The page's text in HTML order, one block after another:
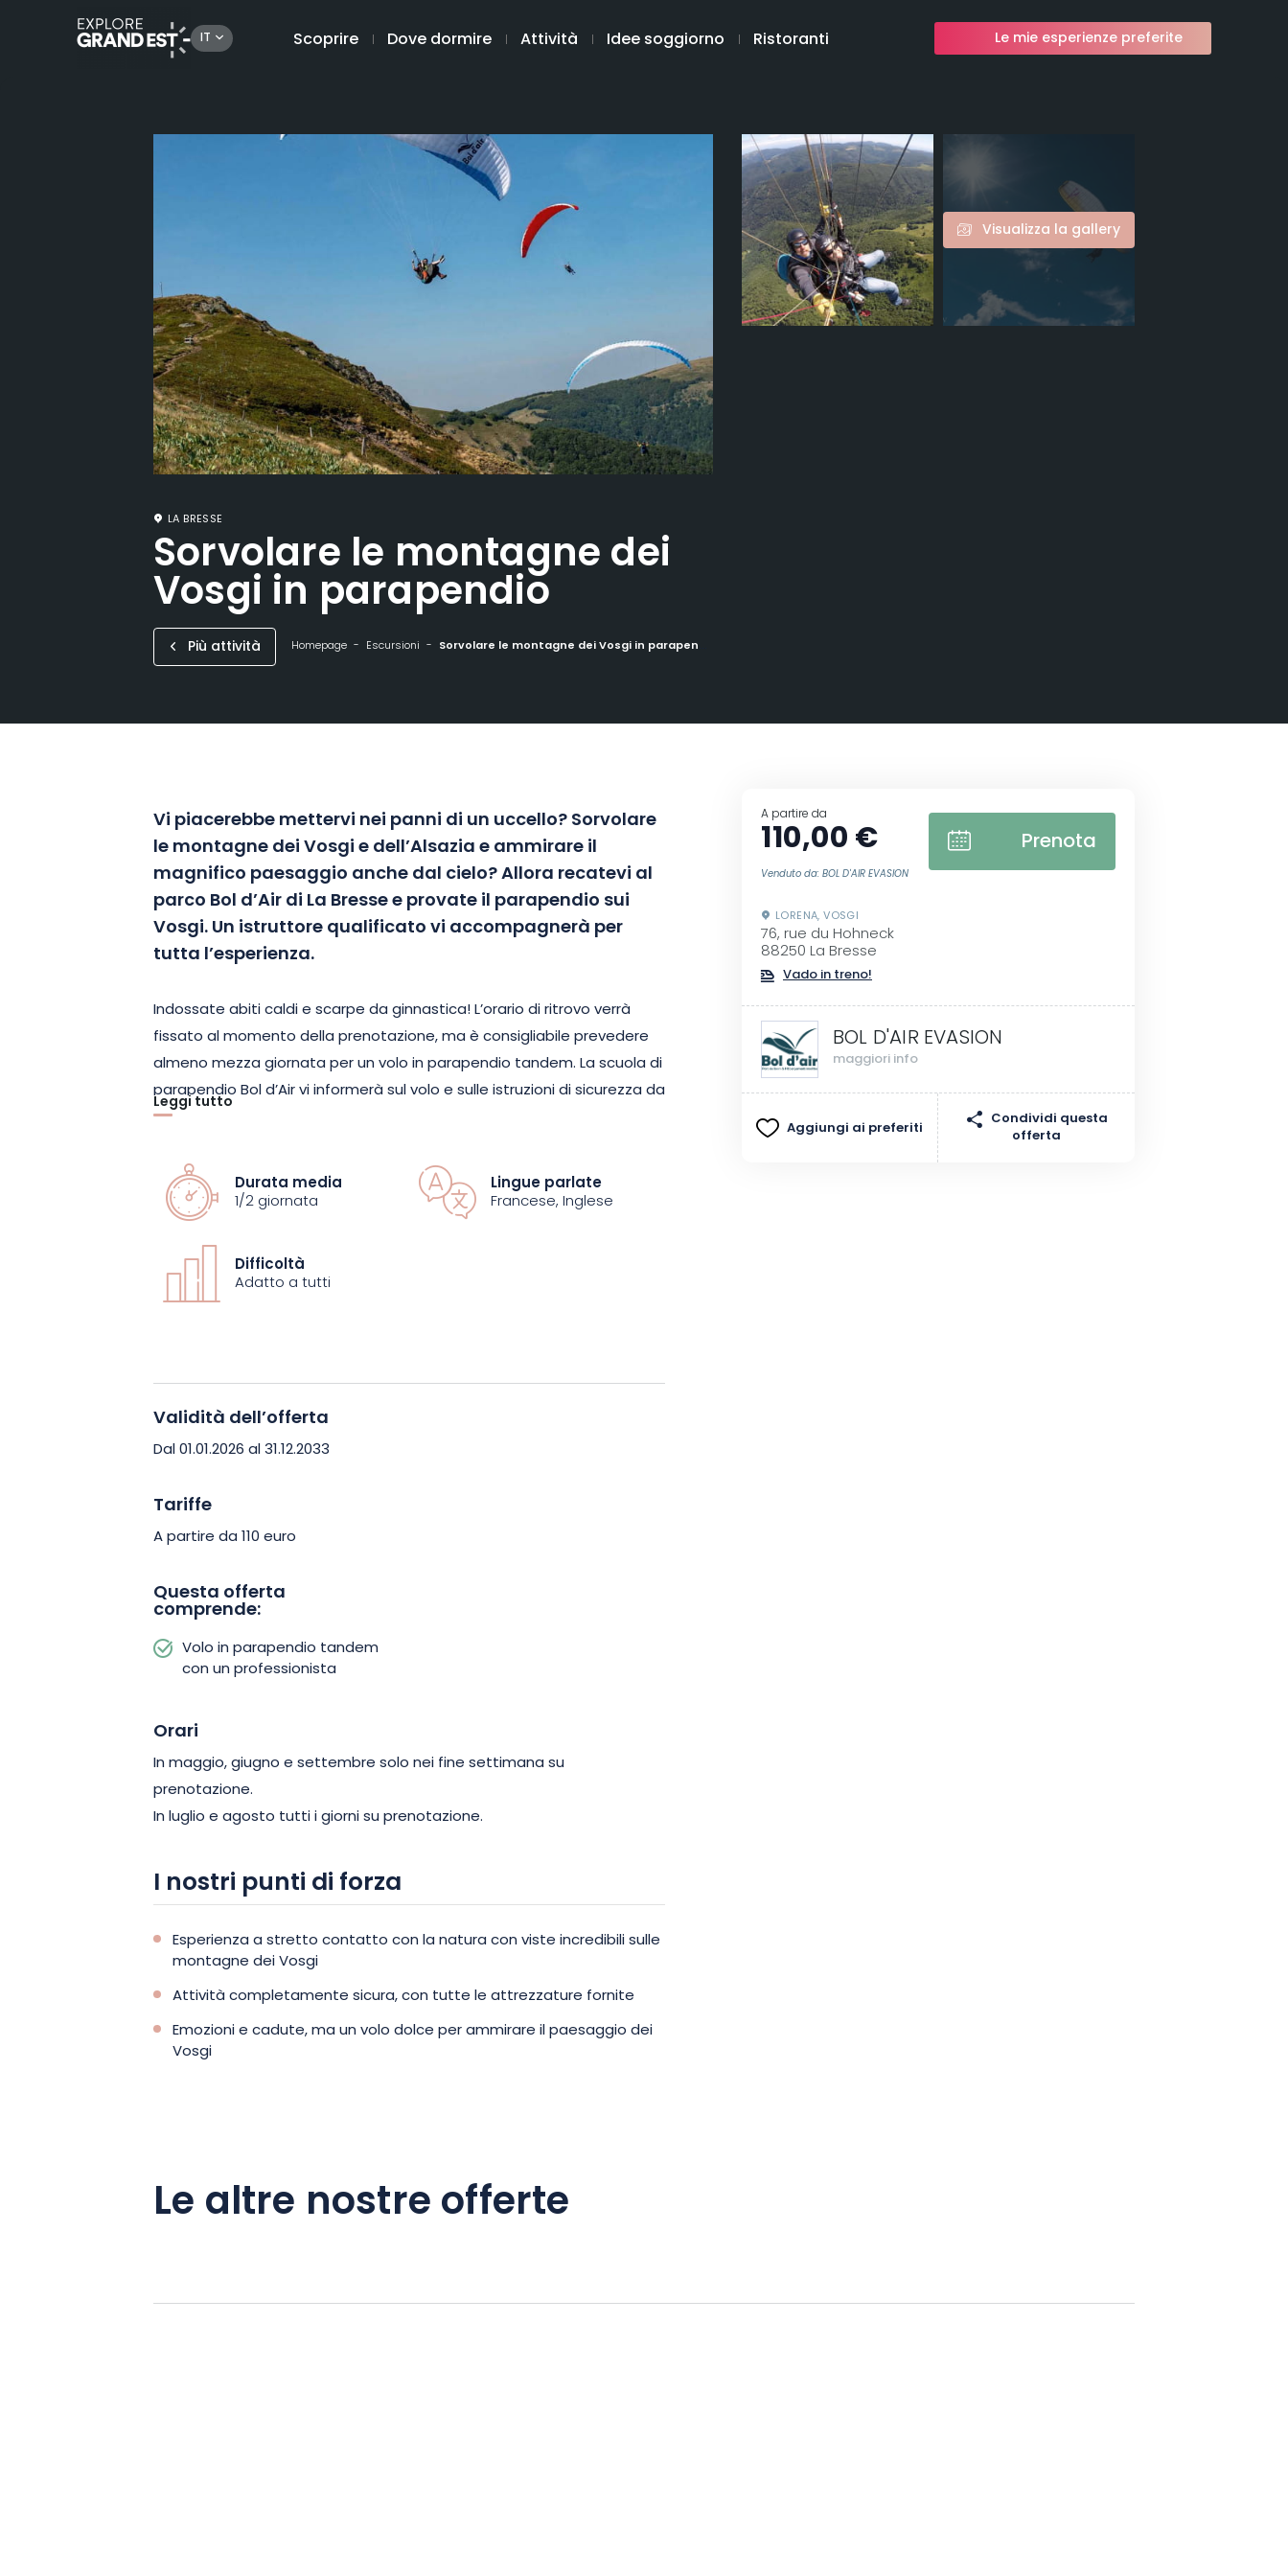
IT Scoprire Dove dormire Attività Idee soggiorno Ristoranti Le mie esperienze preferite
Visualizza la gallery
LA BRESSE
Sorvolare le montagne dei
Vosgi in parapendio
Più attività Homepage Escursioni Sorvolare le montagne dei Vosgi in parapendio
Vi piacerebbe mettervi nei panni di un uccello? Sorvolare
le montagne dei Vosgi e dell’Alsazia e ammirare il
magnifico paesaggio anche dal cielo? Allora recatevi al
parco Bol d’Air di La Bresse e provate il parapendio sui
Vosgi. Un istruttore qualificato vi accompagnerà per
tutta l’esperienza.
Indossate abiti caldi e scarpe da ginnastica! L’orario di ritrovo verrà
fissato al momento della prenotazione, ma è consigliabile prevedere
almeno mezza giornata per un volo in parapendio tandem. La scuola di
parapendio Bol d’Air vi informerà sul volo e sulle istruzioni di sicurezza da
seguire. Prima di decollare, vi verrà spiegato l’equipaggiamento e le
Sorvolerete quindi le creste dei Vosgi o la città di La Bresse, a seconda
della direzione del vento. In ogni caso, potrete essere certi che vi
offriremo il miglior volo possibile. Respirate, rilassatevi e godetevi
questo momento magico senza stress. Con un’attrezzatura di qualità
e una guida professionale, sarete al sicuro.
viaggio senza tempo promette momenti sensazionali che rimarranno
impressi nella vostra memoria. Immaginate l’immensità dei Vosgi in
tutto il suo splendore. Non c’è dubbio, la vostra vacanza sarà
Leggi tutto
Durata media
1/2 giornata
Lingue parlate
Francese, Inglese
Difficoltà
Adatto a tutti
Validità dell’offerta
Dal 01.01.2026 al 31.12.2033
Tariffe
A partire da 110 euro
Questa offerta
comprende:
Volo in parapendio tandem
con un professionista
Orari
In maggio, giugno e settembre solo nei fine settimana su
prenotazione.
In luglio e agosto tutti i giorni su prenotazione.
I nostri punti di forza
Esperienza a stretto contatto con la natura con viste incredibili sulle
montagne dei Vosgi
Attività completamente sicura, con tutte le attrezzature fornite
Emozioni e cadute, ma un volo dolce per ammirare il paesaggio dei
Vosgi
A partire da
110,00 €
Venduto da: BOL D'AIR EVASION
Prenota
LORENA, VOSGI
76, rue du Hohneck
88250 La Bresse
Vado in treno!
BOL D'AIR EVASION
maggiori info
Aggiungi ai preferiti
Condividi questa
offerta
Le altre nostre offerte